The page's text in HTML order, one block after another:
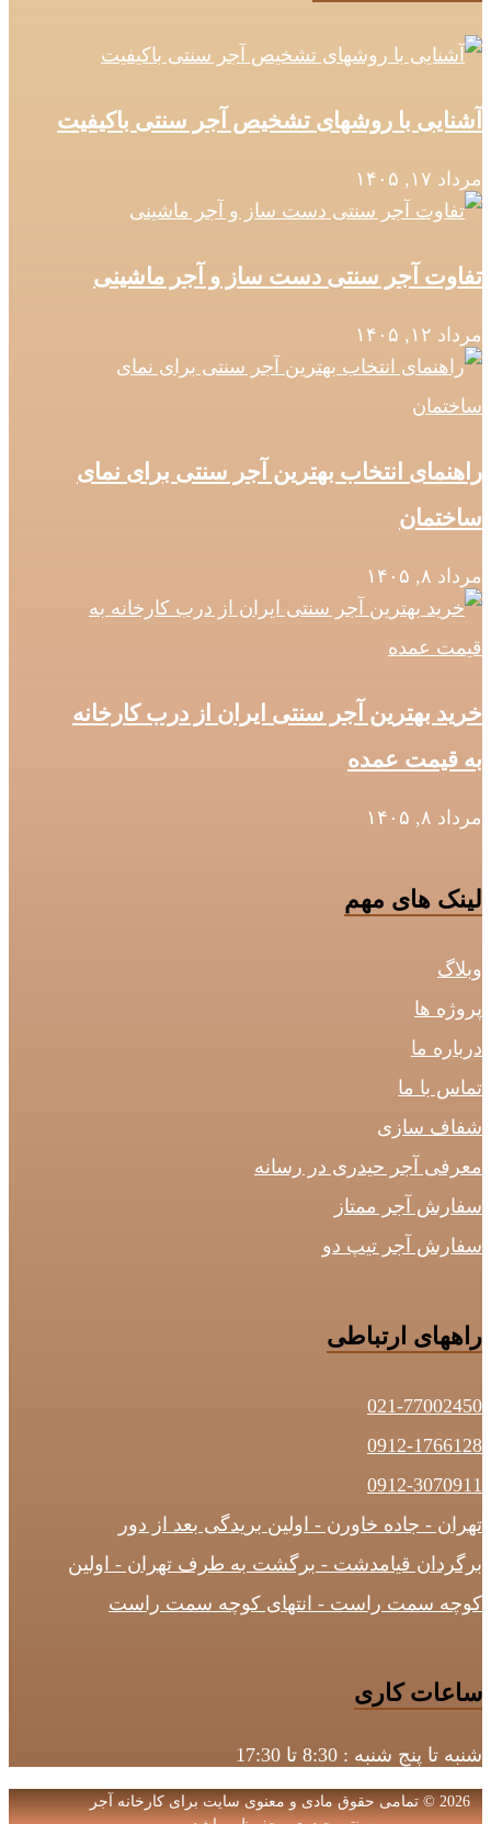
آشنایی با روشهای تشخیص آجر سنتی باکیفیت
مرداد ۱۷, ۱۴۰۵
تفاوت آجر سنتی دست‌ ساز و آجر ماشینی
مرداد ۱۲, ۱۴۰۵
راهنمای انتخاب بهترین آجر سنتی برای نمای
ساختمان
مرداد ۸, ۱۴۰۵
خرید بهترین آجر سنتی ایران از درب کارخانه
به قیمت عمده
مرداد ۸, ۱۴۰۵
لینک های مهم
وبلاگ
پروژه ها
درباره ما
تماس با ما
شفاف سازی
معرفی آجر حیدری در رسانه
سفارش آجر ممتاز
سفارش آجر تیپ دو
راههای ارتباطی
021-77002450
0912-1766128
0912-3070911
تهران - جاده خاورن - اولین بریدگی بعد از دور
برگردان قیامدشت - برگشت به طرف تهران - اولین
کوچه سمت راست - انتهای کوچه سمت راست
ساعات کاری
شنبه تا پنج شنبه : 8:30 تا 17:30
2026 © تمامی حقوق مادی و معنوی سایت برای کارخانه آجر